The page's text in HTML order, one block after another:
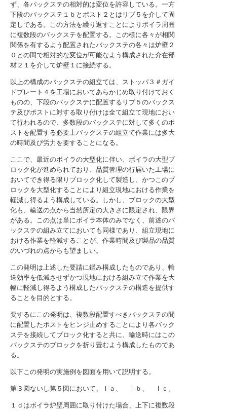
ず、各バックステの相対的は変位を許容している。一方
下段のバックステ１ｂとポスト２とはリブ５を介して固
定しである。この方法を繰り返すことによりボイラ周囲
に複数段のバックステを配置する。この様に各々が相関
関係を有するよう配置されたバックステの各々は炉壁２
０との間で相対的な変位が可能なよう構成された介在部
材２１を介して炉壁１に接続する。
以上の構成のバックステの組立ては、ストッパ３＃ガイ
ドプレート４を工場においてあらかじめ取り付けておく
ものの、下段のバックステに配置するリブ５のバックス
テ及びポストに対する取り付けは全て組立て現地におい
て行われるので、多数段のバックステに対して多くのポ
ストを配置する必要上バックステの組立て作業には多大
の時間及び労力を要することになる。
ここで、最近のボイラの大型化に伴い、ボイラの大型ブ
ロック化が進められており、品質管理の行届いた工場に
おいてでき得る限りブロック化して製造し、かつこのブ
ロックを大型化することにより組立現地における作業を
軽減し得るよう構成している。しかし、ブロックの大型
化も、輸送の点から当然所定の大きさに限定され、限界
がある。この点は単にボイラ本体のみでなく、前述のバ
ックステの組み立てにおいても同様であり、組立現地に
おける作業を軽減することが、作業時間及び製品の品質
のいづれの点からも望ましい。
この発明は上述した要請に鑑み構成したものであり、輸
送効率を低減させずかつ現地における組み立て作業を大
幅に軽減し得るよう構成したバックステの構造を提供す
ることを目的とする。
要するにこの発明は、複数段配置すべきバックステの間
に配置したポストをヒンジ止めすることにより各バック
ステを接続してブロック化すると共に、輸送時にはこの
バックステのブロックを折り畳むよう構成したものであ
る。
以下この発明の実施例を図面を用いて説明する。
第３図ないし第５図において、ｌａ、 ｌｂ、 ｌｃ。
１ｄはボイラ炉壁周囲に取り付けた場合、上下に複数段